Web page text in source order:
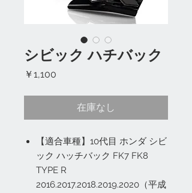
シビック ハチバック
￥1,100
在庫なし
【適合車種】10代目 ホンダ シビ
ック ハッチバック FK7 FK8
TYPE R
2016.2017.2018.2019.2020（平成